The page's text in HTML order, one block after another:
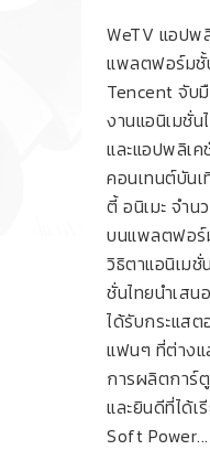
WeTV แอปพ
แพลตฟอร์มชั้
Tencent จับ
งานแอนิเมชั่น
และแอปพลิเ
คอนเทนต์บัน
ตี้ อนิเมะ จำน
บนแพลตฟอร์
วิธิตาแอนิเม
ชั่นไทยนำเส
ได้รับกระแส
แฟนๆ ที่ต่าง
การผลิตการ์
และยินดีที่ได้
Soft Power...